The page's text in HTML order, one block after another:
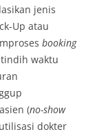
jenis
Up atau
booking
waktu
(no-show
dokter